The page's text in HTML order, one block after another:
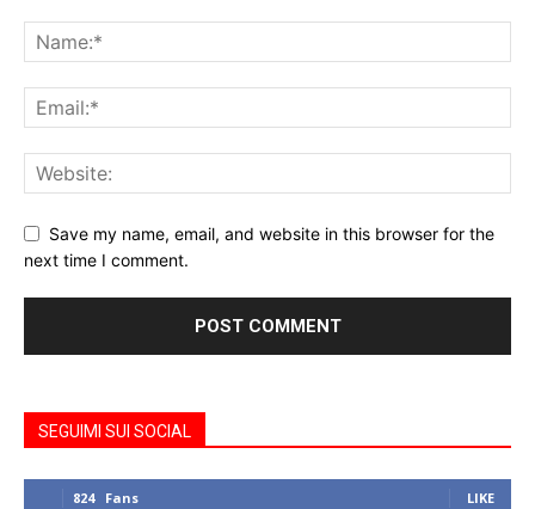
Save my name, email, and website in this browser for the
next time I comment.
SEGUIMI SUI SOCIAL
824 Fans LIKE